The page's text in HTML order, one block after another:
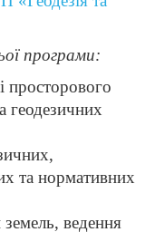
програми:
просторового
геодезичних
та нормативних
ведення